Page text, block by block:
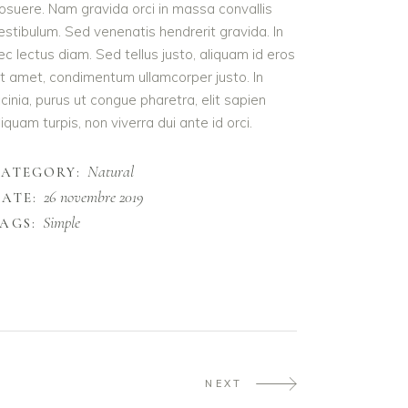
Nam gravida orci in massa convallis
Sed venenatis hendrerit gravida. In
lectus diam. Sed tellus justo, aliquam id eros
amet, condimentum ullamcorper justo. In
purus ut congue pharetra, elit sapien
turpis, non viverra dui ante id orci.
Natural
26 novembre 2019
Simple
NEXT